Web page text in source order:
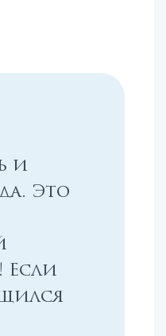
и
Это
Если